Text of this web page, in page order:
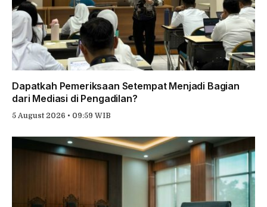
Dapatkah Pemeriksaan Setempat Menjadi Bagian
dari Mediasi di Pengadilan?
5 August 2026 • 09:59 WIB